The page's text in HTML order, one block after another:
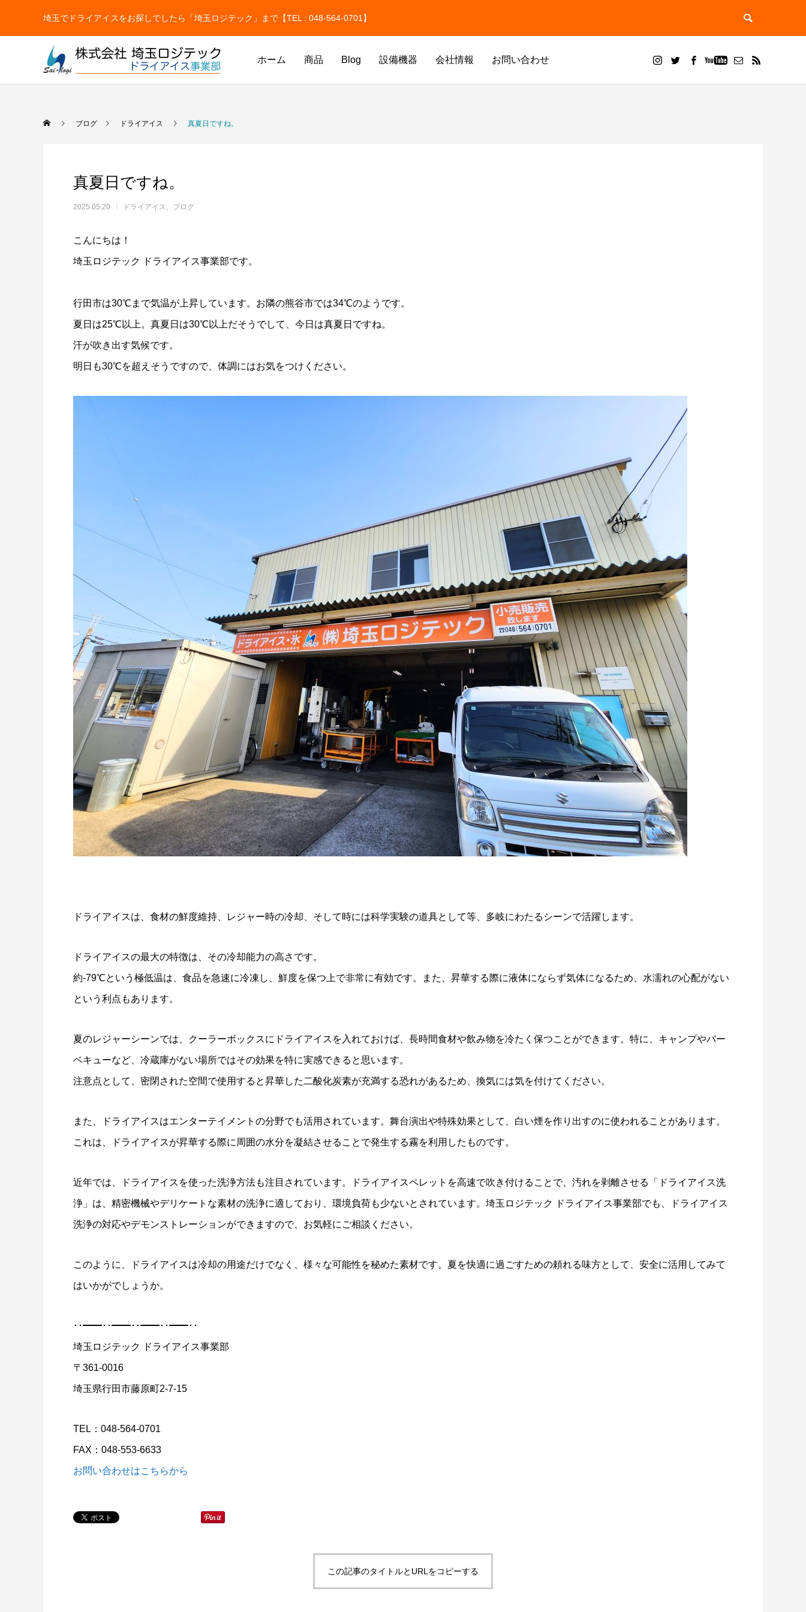
埼玉でドライアイスをお探しでしたら「埼玉ロジテック」まで【TEL : 048-564-0701】
ホーム 商品 Blog 設備機器 会社情報 お問い合わせ
ドライアイスの販売をしています
貫目氷や純氷も販売しています。
2024.09.30
ドライアイスブラストのメリット・活用事
例を徹底比較
2026.06.17
ドライアイス洗浄も対応しています。
2024.11.26
10月に入りました。
ドライアイス洗浄（ドライアイス ブラス
ト）も対応しています
2024.02.10
ドライアイスで荷物を冷やすには？適切な
量と配置方法を徹底解説
2026.06.30
氷関連 価格改定のお知らせ
2026.06.29
ドライアイスのサイズはどう選ぶ？用途別
の選び方と目安量を解説
2026.06.22
ドライアイスブラストのメリット・活用事
例を徹底比較
2026.06.17
ブログ ドライアイス 真夏日ですね。
真夏日ですね。
2025.05.20 ドライアイス ブログ
こんにちは！
埼玉ロジテック ドライアイス事業部です。
行田市は30℃まで気温が上昇しています。お隣の熊谷市では34℃のようです。
夏日は25℃以上。真夏日は30℃以上だそうでして、今日は真夏日ですね。
汗が吹き出す気候です。
明日も30℃を超えそうですので、体調にはお気をつけください。
ドライアイスは、食材の鮮度維持、レジャー時の冷却、そして時には科学実験の道具として等、多岐にわたるシーンで活躍します。
ドライアイスの最大の特徴は、その冷却能力の高さです。
約-79℃という極低温は、食品を急速に冷凍し、鮮度を保つ上で非常に有効です。また、昇華する際に液体にならず気体になるため、水濡れの心配がない
という利点もあります。
夏のレジャーシーンでは、クーラーボックスにドライアイスを入れておけば、長時間食材や飲み物を冷たく保つことができます。特に、キャンプやバー
ベキューなど、冷蔵庫がない場所ではその効果を特に実感できると思います。
注意点として、密閉された空間で使用すると昇華した二酸化炭素が充満する恐れがあるため、換気には気を付けてください。
また、ドライアイスはエンターテイメントの分野でも活用されています。舞台演出や特殊効果として、白い煙を作り出すのに使われることがあります。
これは、ドライアイスが昇華する際に周囲の水分を凝結させることで発生する霧を利用したものです。
近年では、ドライアイスを使った洗浄方法も注目されています。ドライアイスペレットを高速で吹き付けることで、汚れを剥離させる「ドライアイス洗
浄」は、精密機械やデリケートな素材の洗浄に適しており、環境負荷も少ないとされています。埼玉ロジテック ドライアイス事業部でも、ドライアイス
洗浄の対応やデモンストレーションができますので、お気軽にご相談ください。
このように、ドライアイスは冷却の用途だけでなく、様々な可能性を秘めた素材です。夏を快適に過ごすための頼れる味方として、安全に活用してみて
はいかがでしょうか。
･･━━･･━━･･━━･･━━･･
埼玉ロジテック ドライアイス事業部
〒361-0016
埼玉県行田市藤原町2-7-15
TEL：048-564-0701
FAX：048-553-6633
お問い合わせはこちらから
この記事のタイトルとURLをコピーする